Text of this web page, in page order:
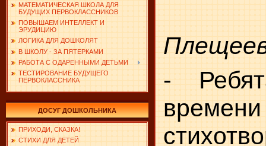
МАТЕМАТИЧЕСКАЯ ШКОЛА ДЛЯ
БУДУЩИХ ПЕРВОКЛАССНИКОВ
ПОВЫШАЕМ ИНТЕЛЛЕКТ И
ЭРУДИЦИЮ
ЛОГИКА ДЛЯ ДОШКОЛЯТ
В ШКОЛУ - ЗА ПЯТЕРКАМИ
РАБОТА С ОДАРЕННЫМИ ДЕТЬМИ
ТЕСТИРОВАНИЕ БУДУЩЕГО
ПЕРВОКЛАССНИКА
ДОСУГ ДОШКОЛЬНИКА
ПРИХОДИ, СКАЗКА!
СТИХИ ДЛЯ ДЕТЕЙ
-